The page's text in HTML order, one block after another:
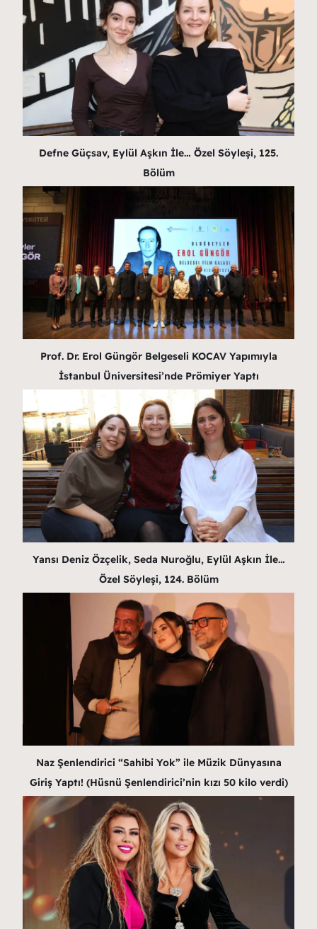
Defne Güçsav, Eylül Aşkın İle… Özel Söyleşi, 125.
Bölüm
Prof. Dr. Erol Güngör Belgeseli KOCAV Yapımıyla
İstanbul Üniversitesi’nde Prömiyer Yaptı
Yansı Deniz Özçelik, Seda Nuroğlu, Eylül Aşkın İle…
Özel Söyleşi, 124. Bölüm
Naz Şenlendirici “Sahibi Yok” ile Müzik Dünyasına
Giriş Yaptı! (Hüsnü Şenlendirici’nin kızı 50 kilo verdi)